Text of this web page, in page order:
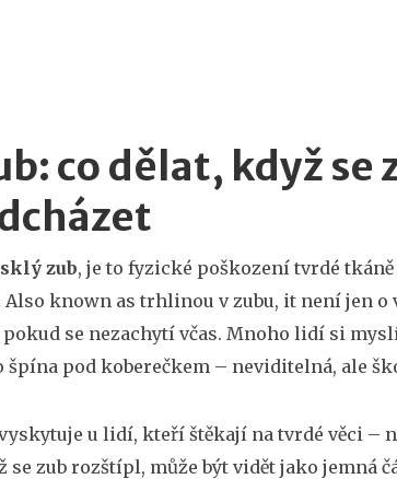
co dělat, když se
zub, je to fyzické poškození tvrdé
Also known as trhlinou v zubu, it není jen o
se nezachytí včas. Mnoho lidí si
pod koberečkem – neviditelná, ale
u lidí, kteří štěkají na tvrdé věci –
se zub rozštípl, může být vidět jako jemná